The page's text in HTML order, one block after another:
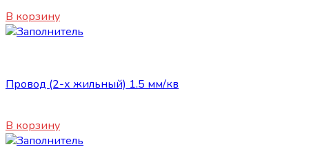
В корзину
Провод (2-х жильный) 1.5 мм/кв
В корзину